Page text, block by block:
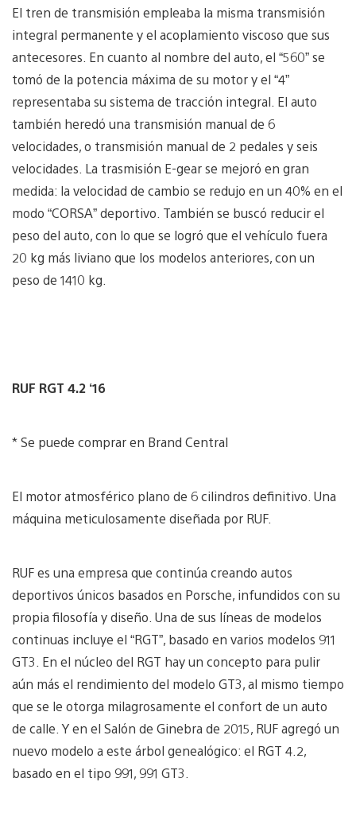
El tren de transmisión empleaba la misma transmisión
integral permanente y el acoplamiento viscoso que sus
antecesores. En cuanto al nombre del auto, el “560” se
tomó de la potencia máxima de su motor y el “4”
representaba su sistema de tracción integral. El auto
también heredó una transmisión manual de 6
velocidades, o transmisión manual de 2 pedales y seis
velocidades. La trasmisión E-gear se mejoró en gran
medida: la velocidad de cambio se redujo en un 40% en el
modo “CORSA” deportivo. También se buscó reducir el
peso del auto, con lo que se logró que el vehículo fuera
20 kg más liviano que los modelos anteriores, con un
peso de 1410 kg.
RUF RGT 4.2 ‘16
* Se puede comprar en Brand Central
El motor atmosférico plano de 6 cilindros definitivo. Una
máquina meticulosamente diseñada por RUF.
RUF es una empresa que continúa creando autos
deportivos únicos basados ​​en Porsche, infundidos con su
propia filosofía y diseño. Una de sus líneas de modelos
continuas incluye el “RGT”, basado en varios modelos 911
GT3. En el núcleo del RGT hay un concepto para pulir
aún más el rendimiento del modelo GT3, al mismo tiempo
que se le otorga milagrosamente el confort de un auto
de calle. Y en el Salón de Ginebra de 2015, RUF agregó un
nuevo modelo a este árbol genealógico: el RGT 4.2,
basado en el tipo 991, 991 GT3.